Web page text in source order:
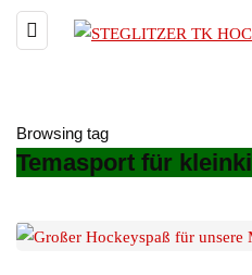
Browsing tag
Temasport für